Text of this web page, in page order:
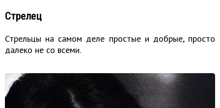
Стрелец
Стрельцы на самом деле простые и добрые, просто
далеко не со всеми.